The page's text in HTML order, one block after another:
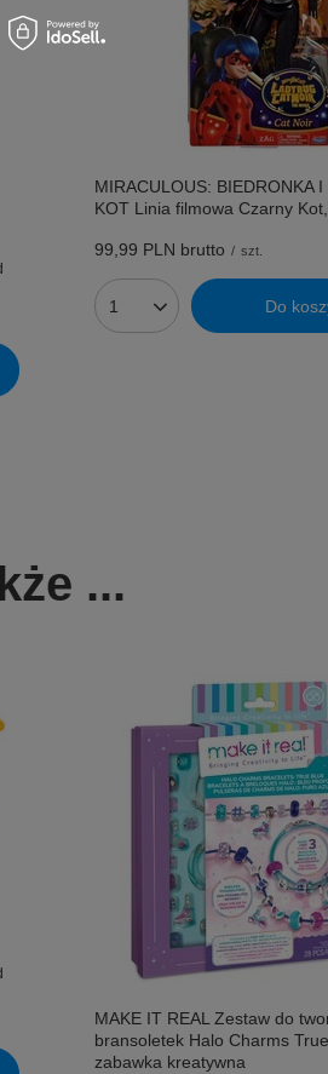
MIRACULOUS: BIEDRONKA
KOT Linia filmowa Czarny
99,99 PLN brutto / szt.
Ilość produktów Do
...
MAKE IT REAL Zestaw do
bransoletek Halo Charms True
zabawka kreatywna